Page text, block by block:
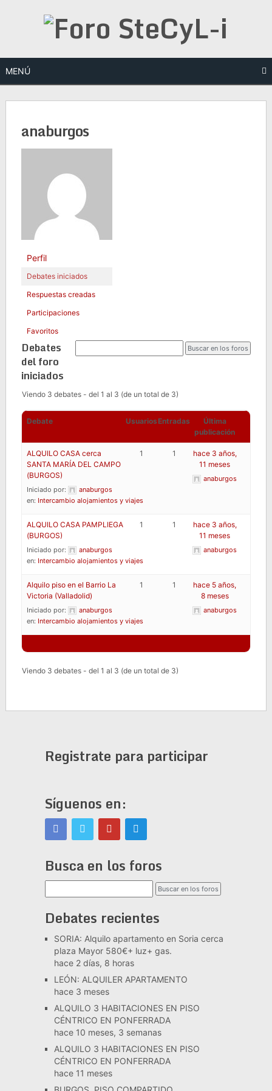
MENÚ
anaburgos
Perfil
Debates iniciados
Respuestas creadas
Participaciones
Favoritos
Debates
del foro
iniciados
Viendo 3 debates - del 1 al 3 (de un total de 3)
Debate Usuarios Entradas
Última
publicación
ALQUILO CASA cerca
SANTA MARÍA DEL CAMPO
(BURGOS)
Iniciado por:
anaburgos
en: Intercambio alojamientos y viajes
1 1
hace 3 años,
11 meses
anaburgos
ALQUILO CASA PAMPLIEGA
(BURGOS)
Iniciado por:
anaburgos
en: Intercambio alojamientos y viajes
1 1
hace 3 años,
11 meses
anaburgos
Alquilo piso en el Barrio La
Victoria (Valladolid)
Iniciado por:
anaburgos
en: Intercambio alojamientos y viajes
1 1
hace 5 años,
8 meses
anaburgos
Viendo 3 debates - del 1 al 3 (de un total de 3)
Registrate para participar
Síguenos en:
Busca en los foros
Debates recientes
SORIA: Alquilo apartamento en Soria cerca
plaza Mayor 580€+ luz+ gas.
hace 2 días, 8 horas
LEÓN: ALQUILER APARTAMENTO
hace 3 meses
ALQUILO 3 HABITACIONES EN PISO
CÉNTRICO EN PONFERRADA
hace 10 meses, 3 semanas
ALQUILO 3 HABITACIONES EN PISO
CÉNTRICO EN PONFERRADA
hace 11 meses